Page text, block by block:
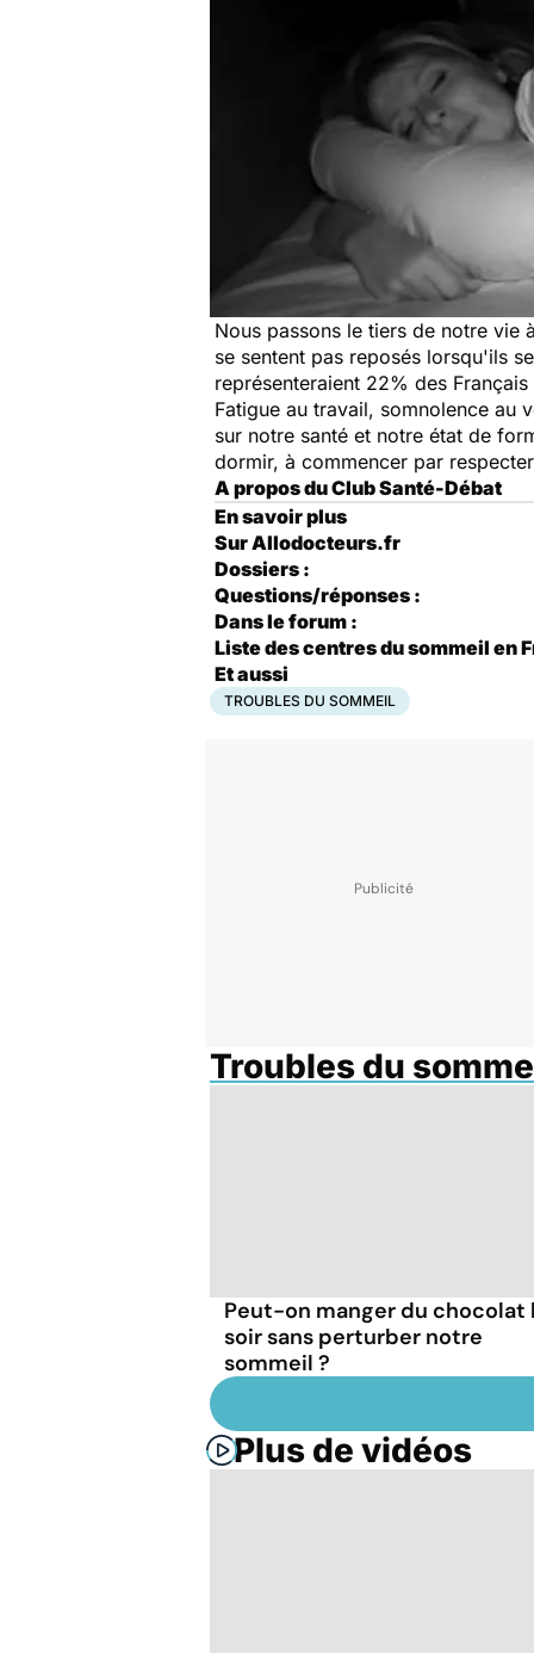
Nous passons le tiers de notre
se sentent pas reposés lorsqu'ils
représenteraient 22% des Français
Fatigue au travail, somnolence au
sur notre santé et notre état de
dormir, à commencer par
A propos du Club Santé-Débat
En savoir plus
Sur Allodocteurs.fr
Dossiers :
Questions/réponses :
Dans le forum :
Liste des centres du sommeil en
Et aussi
TROUBLES DU SOMMEIL
Troubles du
Peut-on manger du chocolat
soir sans perturber notre
sommeil ?
Plus de vidéos